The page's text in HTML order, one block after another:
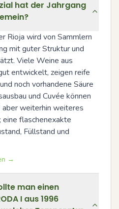
hat der Jahrgang
Rioja wird von Sammlern
mit guter Struktur und
Viele Weine aus
entwickelt, zeigen reife
noch vorhandene Säure
und Cuvée können
weiterhin weiteres
eine flaschenexakte
Füllstand und
→
man einen
I aus 1996